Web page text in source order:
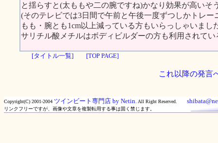
と揺らすと(太ももや二の腕ですね)かなり効果が高いそ
(そのテレビでは3日間で午前と午後一度ずつしかトレー
もも・腕とも1cm以上減っている方もいらっしゃいまし
サリチル酸メチルはボディビルダーの方も利用されてい
[タイトル一覧] [TOP PAGE]
これ以降の発言
Copyright(C) 2001-2004 ツインビート専門店 by Netin. All Right Reserved.
リンクフリーですが、画像や文章を複製転用する事は固く禁じます。